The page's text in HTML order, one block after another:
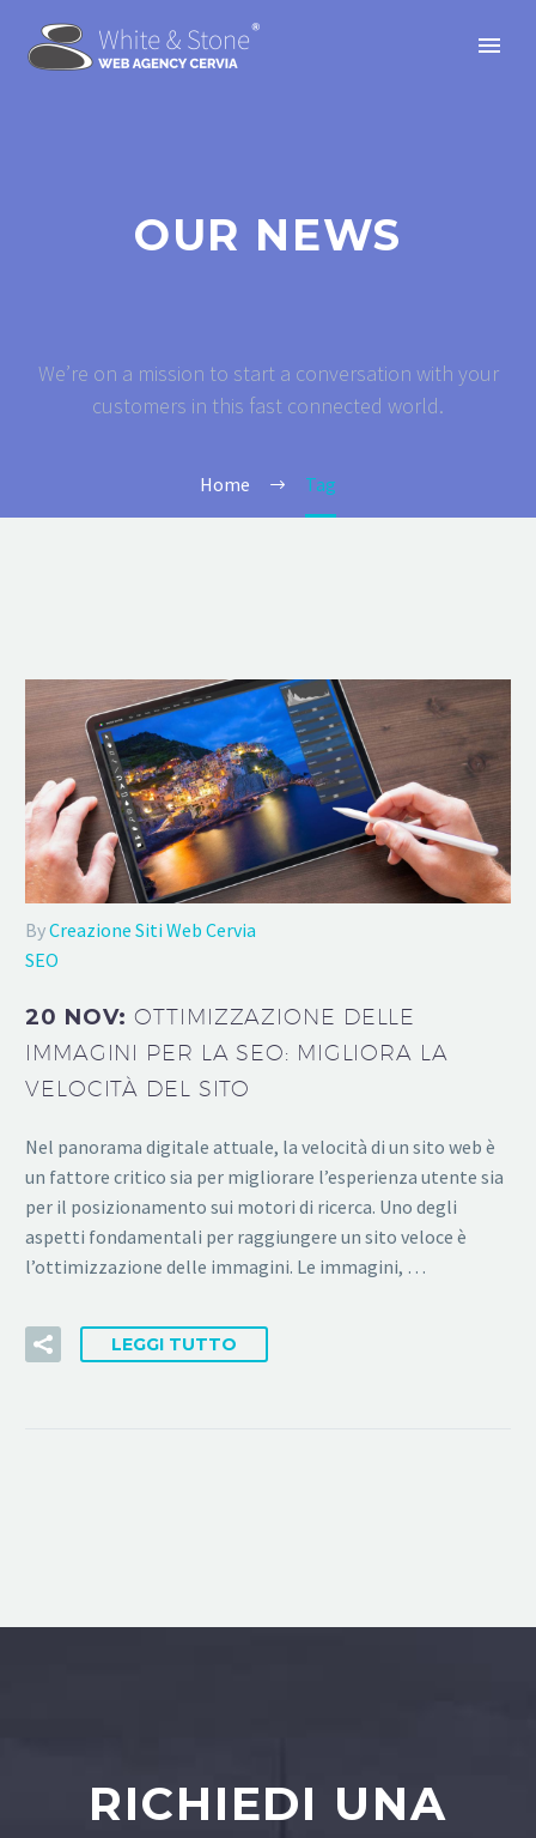
OUR NEWS
We’re on a mission to start a conversation with your
customers in this fast connected world.
Home Tag
ByCreazione Siti Web Cervia
SEO
20 NOV:OTTIMIZZAZIONE DELLE
IMMAGINI PER LA SEO: MIGLIORA LA
VELOCITÀ DEL SITO
Nel panorama digitale attuale, la velocità di un sito web è
un fattore critico sia per migliorare l’esperienza utente sia
per il posizionamento sui motori di ricerca. Uno degli
aspetti fondamentali per raggiungere un sito veloce è
l’ottimizzazione delle immagini. Le immagini, …
LEGGI TUTTO
RICHIEDI UNA